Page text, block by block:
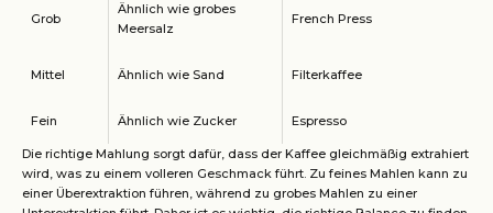
Grob
Ähnlich wie grobes
Meersalz
French Press
Mittel Ähnlich wie Sand Filterkaffee
Fein Ähnlich wie Zucker Espresso
Die richtige Mahlung sorgt dafür, dass der Kaffee gleichmäßig extrahiert
wird, was zu einem volleren Geschmack führt. Zu feines Mahlen kann zu
einer Überextraktion führen, während zu grobes Mahlen zu einer